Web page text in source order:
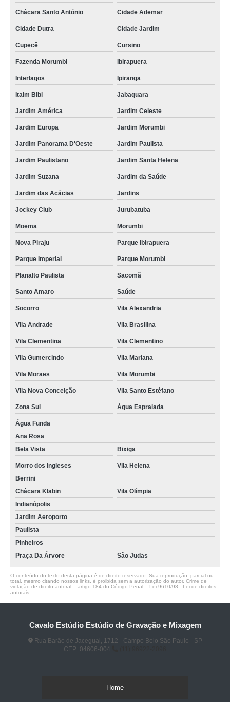
Chácara Santo Antônio Cidade Ademar
Cidade Dutra Cidade Jardim
Cupecê Cursino
Fazenda Morumbi Ibirapuera
Interlagos Ipiranga
Itaim Bibi Jabaquara
Jardim América Jardim Celeste
Jardim Europa Jardim Morumbi
Jardim Panorama D'Oeste Jardim Paulista
Jardim Paulistano Jardim Santa Helena
Jardim Suzana Jardim da Saúde
Jardim das Acácias Jardins
Jockey Club Jurubatuba
Moema Morumbi
Nova Piraju Parque Ibirapuera
Parque Imperial Parque Morumbi
Planalto Paulista Sacomã
Santo Amaro Saúde
Socorro Vila Alexandria
Vila Andrade Vila Brasilina
Vila Clementina Vila Clementino
Vila Gumercindo Vila Mariana
Vila Moraes Vila Morumbi
Vila Nova Conceição Vila Santo Estéfano
Zona Sul Água Espraiada
Água Funda
Ana Rosa
Bela Vista
Bixiga
Morro dos Ingleses
Vila Helena
Berrini
Chácara Klabin
Vila Olímpia
Indianópolis
Jardim Aeroporto
Paulista
Pinheiros
Praça Da Árvore
São Judas
O conteúdo do texto desta página é de direito reservado. Sua reprodução, parcial ou
total, mesmo citando nossos links, é proibida sem a autorização do autor. Crime de
violação de direito autoral – artigo 184 do Código Penal – Lei 9610/98 - Lei de direitos
autorais
Cavalo Estúdio Estúdio de Gravação e Mixagem
Rua Barão de Jaceguai, 1712 - Campo Belo São Paulo - SP
CEP: 04606-004
Home